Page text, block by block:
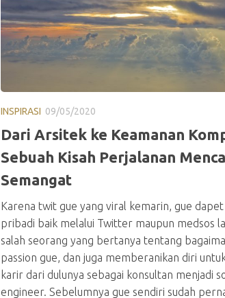
INSPIRASI 09/05/2020
Dari Arsitek ke Keamanan
Sebuah Kisah Perjalanan
Semangat
Karena twit gue yang viral kemarin, gue
pribadi baik melalui Twitter maupun medsos
salah seorang yang bertanya tentang
passion gue, dan juga memberanikan diri
karir dari dulunya sebagai konsultan menjadi
engineer. Sebelumnya gue sendiri sudah